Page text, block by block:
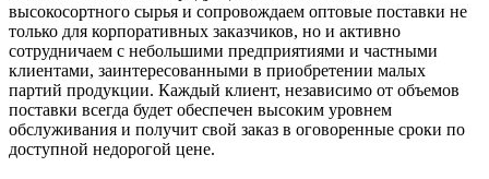
высокосортного сырья и сопровождаем оптовые поставки не
только для корпоративных заказчиков, но и активно
сотрудничаем с небольшими предприятиями и частными
клиентами, заинтересованными в приобретении малых
партий продукции. Каждый клиент, независимо от объемов
поставки всегда будет обеспечен высоким уровнем
обслуживания и получит свой заказ в оговоренные сроки по
доступной недорогой цене.